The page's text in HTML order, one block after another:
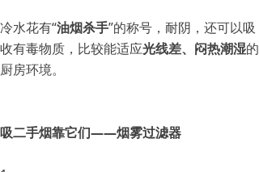
冷水花有“油烟杀手”的称号，耐阴，还可以吸
收有毒物质，比较能适应光线差、闷热潮湿的
厨房环境。
吸二手烟靠它们——烟雾过滤器